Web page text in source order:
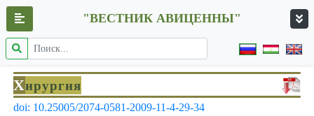
"ВЕСТНИК АВИЦЕННЫ"
Хирургия
doi: 10.25005/2074-0581-2009-11-4-29-34